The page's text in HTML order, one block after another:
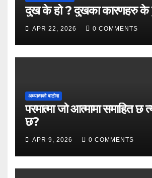
दुख के हो ? दुखका कारणहरु के
APR 22, 2026 0 COMMENTS
अध्यात्मको बाटोमा
परमात्मा जो आत्मामा समाहित छ
छ?
APR 9, 2026 0 COMMENTS